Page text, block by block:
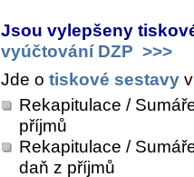
Jsou vylepšeny
vyúčtování DZP >>>
Jde o tiskové sestavy
Rekapitulace /
příjmů
Rekapitulace /
daň z příjmů